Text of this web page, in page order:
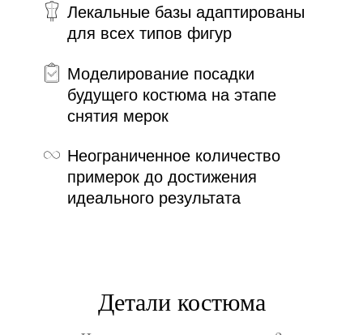
Лекальные базы адаптированы
для всех типов фигур
Моделирование посадки
будущего костюма на этапе
снятия мерок
Неограниченное количество
примерок до достижения
идеального результата
Детали костюма